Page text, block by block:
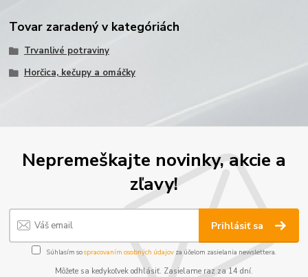
Tovar zaradený v kategóriách
Trvanlivé potraviny
Horčica, kečupy a omáčky
Nepremeškajte novinky, akcie a
zľavy!
Prihlásiť sa
Súhlasím sospracovaním osobných údajov za účelom zasielania newslettera.
Môžete sa kedykoľvek odhlásiť. Zasielame raz za 14 dní.